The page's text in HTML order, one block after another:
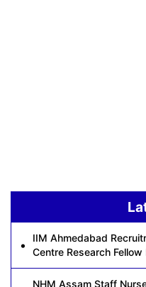
IIM Ahmedabad
Centre Research Fellow
NHM Assam Staff